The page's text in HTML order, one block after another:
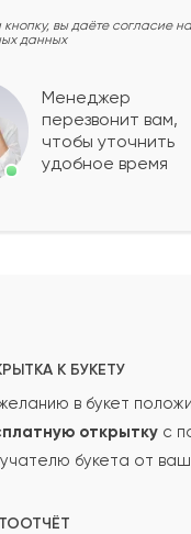
Показать еще
вы даёте согласие
данных
Менеджер
перезвонит вам,
чтобы уточнить
удобное время
К БУКЕТУ
в букет
открытку с
букета от